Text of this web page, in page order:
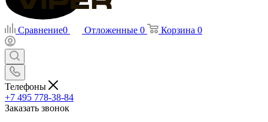
Сравнение0 Отложенные 0 Корзина 0
Телефоны
+7 495 778-38-84
Заказать звонок